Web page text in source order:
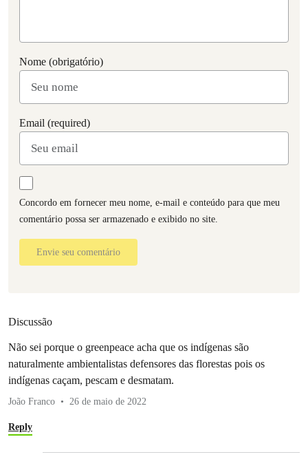
Nome (obrigatório)
Email (required)
Concordo em fornecer meu nome, e-mail e conteúdo para que meu
comentário possa ser armazenado e exibido no site.
Envie seu comentário
Discussão
Não sei porque o greenpeace acha que os indígenas são
naturalmente ambientalistas defensores das florestas pois os
indígenas caçam, pescam e desmatam.
João Franco 26 de maio de 2022
Reply